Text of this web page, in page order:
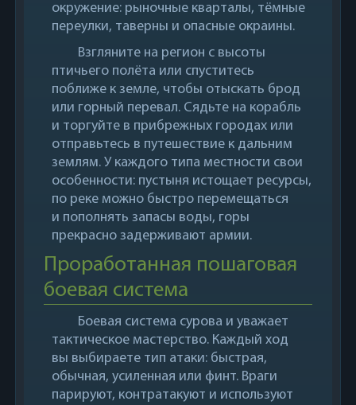
окружение: рыночные кварталы, тёмные
переулки, таверны и опасные окраины.
Взгляните на регион с высоты
птичьего полёта или спуститесь
поближе к земле, чтобы отыскать брод
или горный перевал. Сядьте на корабль
и торгуйте в прибрежных городах или
отправьтесь в путешествие к дальним
землям. У каждого типа местности свои
особенности: пустыня истощает ресурсы,
по реке можно быстро перемещаться
и пополнять запасы воды, горы
прекрасно задерживают армии.
Проработанная пошаговая
боевая система
Боевая система сурова и уважает
тактическое мастерство. Каждый ход
вы выбираете тип атаки: быстрая,
обычная, усиленная или финт. Враги
парируют, контратакуют и используют